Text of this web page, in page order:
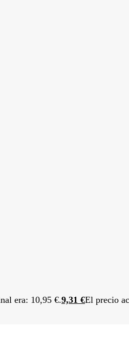
era: 10,95 €.9,31 €El precio